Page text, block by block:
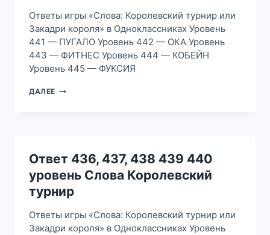
Ответы игры «Слова: Королевский турнир или
Закадри короля» в Одноклассниках Уровень
441 — ПУГАЛО Уровень 442 — ОКА Уровень
443 — ФИТНЕС Уровень 444 — КОБЕЙН
Уровень 445 — ФУКСИЯ
ДАЛЕЕ ОТВЕТ
УРОВЕНЬ
СЛОВА
КОРОЛЕВСКИЙ
ТУРНИР
Ответ 436, 437, 438 439 440
уровень Слова Королевский
турнир
Ответы игры «Слова: Королевский турнир или
Закадри короля» в Одноклассниках Уровень